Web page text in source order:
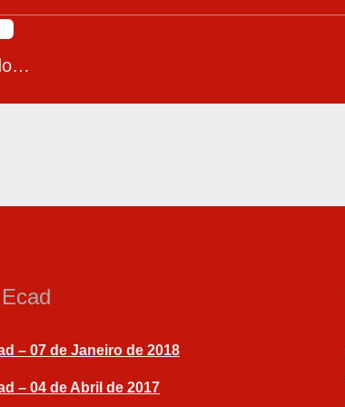
– 07 de Janeiro de 2018
– 04 de Abril de 2017